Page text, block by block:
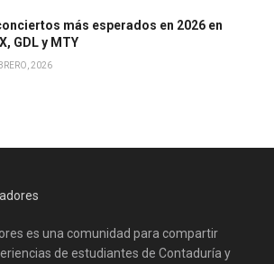
más esperados en 2026 en
GDL y MTY
2026
es una comunidad para compartir
de estudiantes de Contaduría y